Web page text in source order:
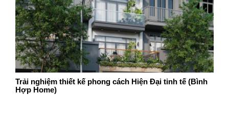
Trải nghiệm thiết kế phong cách Hiện Đại tinh tế (Bình
Hợp Home)